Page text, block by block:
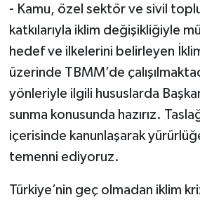
- Kamu, özel sektör ve sivil
katkılarıyla iklim değişikliğiyle
hedef ve ilkelerini belirleyen
üzerinde TBMM’de
yönleriyle ilgili hususlarda
sunma konusunda hazırız.
içerisinde kanunlaşarak
temenni ediyoruz.
Türkiye’nin geç olmadan iklim